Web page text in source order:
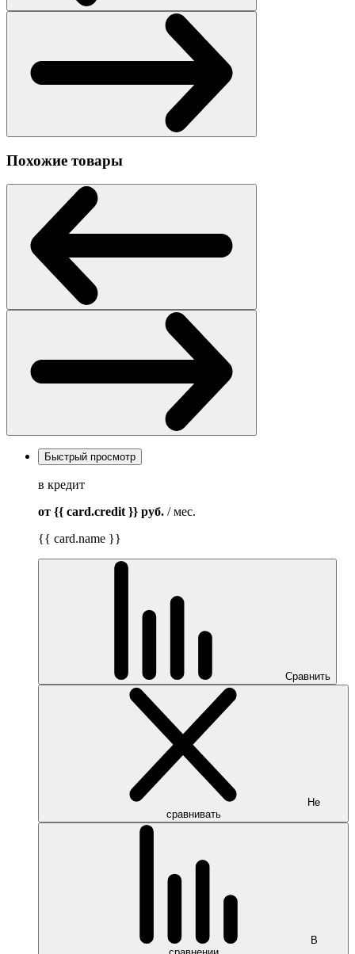
Похожие товары
Быстрый просмотр
в кредит
от {{ card.credit }} руб. / мес.
{{ card.name }}
Сравнить
Не
сравнивать
В